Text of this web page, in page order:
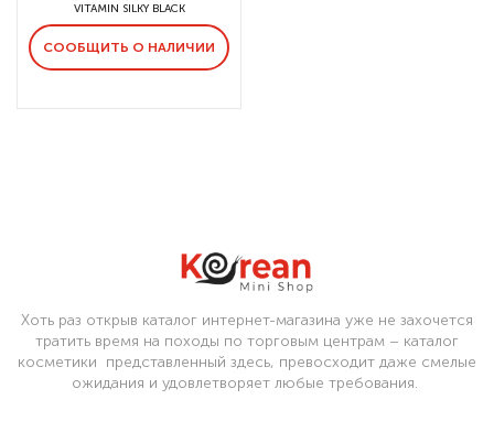
VITAMIN SILKY BLACK
СООБЩИТЬ О НАЛИЧИИ
Хоть раз открыв каталог интернет-магазина уже не захочется
тратить время на походы по торговым центрам – каталог
косметики представленный здесь, превосходит даже смелые
ожидания и удовлетворяет любые требования.